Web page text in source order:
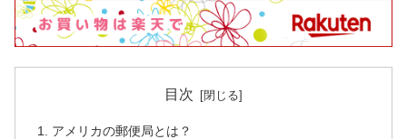
目次
アメリカの郵便局とは？